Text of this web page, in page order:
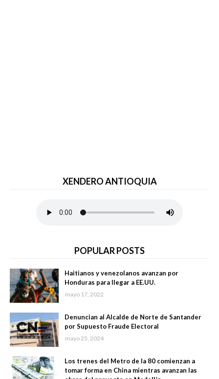
XENDERO ANTIOQUIA
POPULAR POSTS
Haitianos y venezolanos avanzan por
Honduras para llegar a EE.UU.
mayo 17, 2022
Denuncian al Alcalde de Norte de Santander
por Supuesto Fraude Electoral
mayo 25, 2024
Los trenes del Metro de la 80 comienzan a
tomar forma en China mientras avanzan las